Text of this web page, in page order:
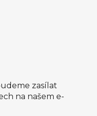
zasílat
na našem e-